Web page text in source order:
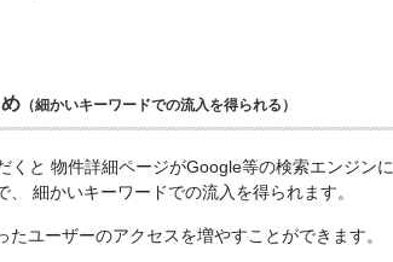
（細かいキーワードでの流入を得られる）
くと 物件詳細ページがGoogle等の検索エンジンに
、 細かいキーワードでの流入を得られます。
たユーザーのアクセスを増やすことができます。